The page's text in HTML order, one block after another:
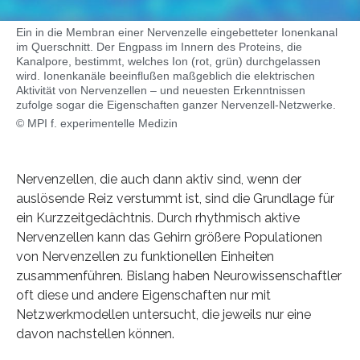
Ein in die Membran einer Nervenzelle eingebetteter Ionenkanal
im Querschnitt. Der Engpass im Innern des Proteins, die
Kanalpore, bestimmt, welches Ion (rot, grün) durchgelassen
wird. Ionenkanäle beeinflußen maßgeblich die elektrischen
Aktivität von Nervenzellen – und neuesten Erkenntnissen
zufolge sogar die Eigenschaften ganzer Nervenzell-Netzwerke.
© MPI f. experimentelle Medizin
Nervenzellen, die auch dann aktiv sind, wenn der
auslösende Reiz verstummt ist, sind die Grundlage für
ein Kurzzeitgedächtnis. Durch rhythmisch aktive
Nervenzellen kann das Gehirn größere Populationen
von Nervenzellen zu funktionellen Einheiten
zusammenführen. Bislang haben Neurowissenschaftler
oft diese und andere Eigenschaften nur mit
Netzwerkmodellen untersucht, die jeweils nur eine
davon nachstellen können.